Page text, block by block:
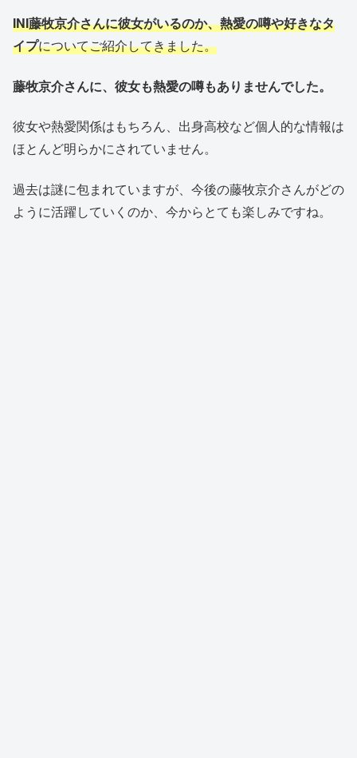
INI藤牧京介さんに彼女がいるのか、熱愛の噂や好きなタ
イプについてご紹介してきました。
藤牧京介さんに、彼女も熱愛の噂もありませんでした。
彼女や熱愛関係はもちろん、出身高校など個人的な情報は
ほとんど明らかにされていません。
過去は謎に包まれていますが、今後の藤牧京介さんがどの
ように活躍していくのか、今からとても楽しみですね。